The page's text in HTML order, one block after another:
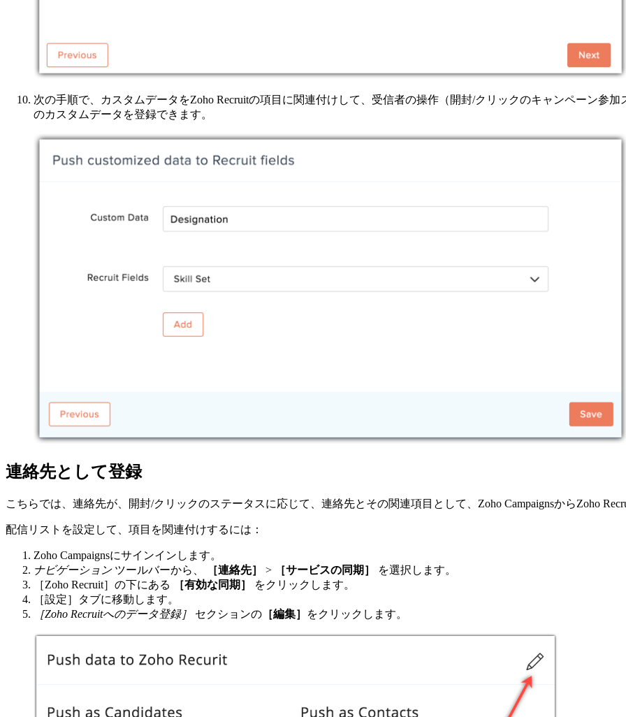
次の手順で、カスタムデータをZoho Recruitの項目に関連付けして、受信者の操作（開封/クリックのキャンペーン参
のカスタムデータを登録できます。
連絡先として登録
こちらでは、連絡先が、開封/クリックのステータスに応じて、連絡先とその関連項目として、Zoho CampaignsからZoho
配信リストを設定して、項目を関連付けするには：
Zoho Campaignsにサインインします。
ナビゲーション ツールバーから、 ［連絡先］ > ［サービスの同期］
を選択します。
［Zoho Recruit］の下にある
［有効な同期］
をクリックします。
［設定］タブに移動します。
［Zoho Recruitへのデータ登録］ セクションの ［編集］ をクリックします。